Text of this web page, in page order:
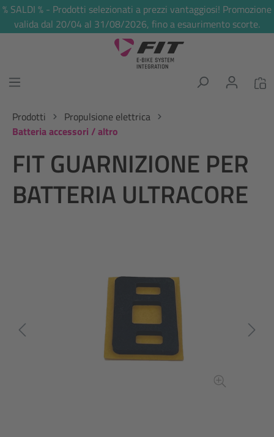
principale
% SALDI % - Prodotti selezionati a prezzi vantaggiosi! Promozione
valida dal 20/04 al 31/08/2026, fino a esaurimento scorte.
Prodotti
Propulsione elettrica
Batteria accessori / altro
FIT GUARNIZIONE PER
BATTERIA ULTRACORE